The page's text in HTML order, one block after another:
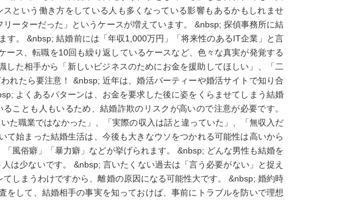
という働き方をしている人も多くなっている影響もあるかもしれませ
ーターだった」というケースが増えています。 &nbsp; 探偵事務所に結
。 &nbsp; 結婚前には「年収1,000万円」「将来性のあるIT企業」と言
ス、転職を10回も繰り返しているケースなど、色々な真実が発覚する
た相手から「新しいビジネスのためにお金を援助してほしい」、「二
れたら要注意！ &nbsp; 近年は、婚活パーティーや婚活サイトで知り合
よくあるパターンは、お金を要求した後に姿をくらませてしまう結婚
ことも人もいるため、結婚詐欺のリスクが高いので注意が必要です。
た職業ではなかった」、「実際の収入は話と違っていた」、「無収入だ
始まった結婚生活は、今後も大きなウソをつかれる可能性は高いから
風俗癖」「暴力癖」などが挙げられます。 &nbsp; どんな男性も結婚を
は少ないです。 &nbsp; 言いたくない過去は「言う必要がない」と捉え
しまうわけですから、離婚の原因になる可能性大です。 &nbsp; 婚約時
して、結婚相手の事実を知っておけば、事前にトラブルを防いで理想